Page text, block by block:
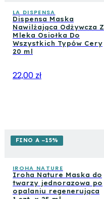
LA DISPENSA
Dispensa Maska
Nawilżająca Odżywcza Z
Mleka Osiołka Do
Wszystkich Typów Cery
20 ml
22,00 zł
FINO A −15%
IROHA NATURE
Iroha Nature Maska do
twarzy jednorazowa po
opalaniu regenerująca